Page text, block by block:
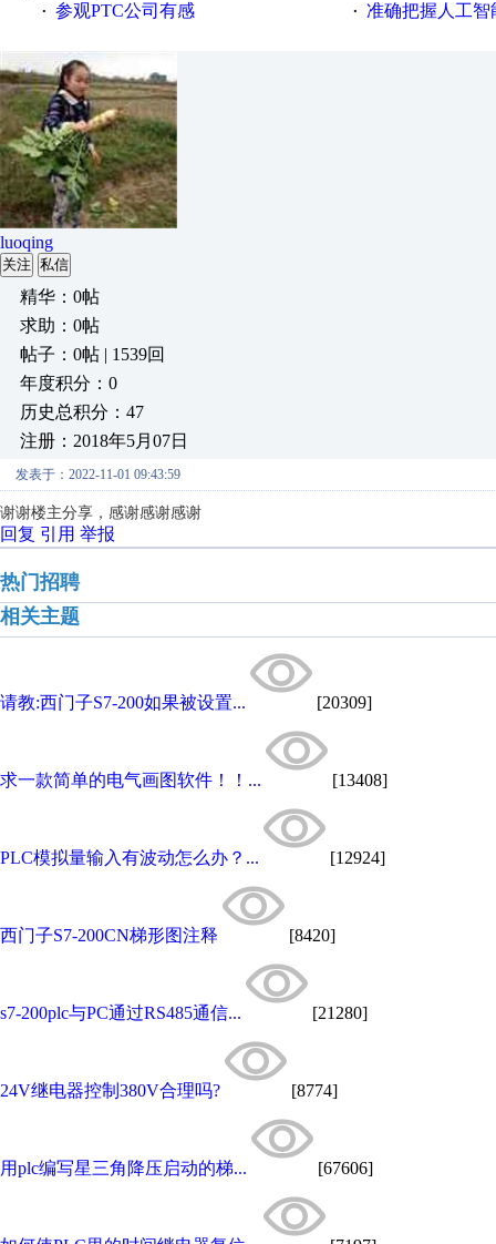
· 参观PTC公司有感 · 准确把握人工
luoqing
关注 私信
精华：0帖
求助：0帖
帖子：0帖 | 1539回
年度积分：0
历史总积分：47
注册：2018年5月07日
发表于：2022-11-01 09:43:59
谢谢楼主分享，感谢感谢感谢
回复 引用 举报
热门招聘
相关主题
请教:西门子S7-200如果被设置... [20309]
求一款简单的电气画图软件！！... [13408]
PLC模拟量输入有波动怎么办？... [12924]
西门子S7-200CN梯形图注释 [8420]
s7-200plc与PC通过RS485通信... [21280]
24V继电器控制380V合理吗? [8774]
用plc编写星三角降压启动的梯... [67606]